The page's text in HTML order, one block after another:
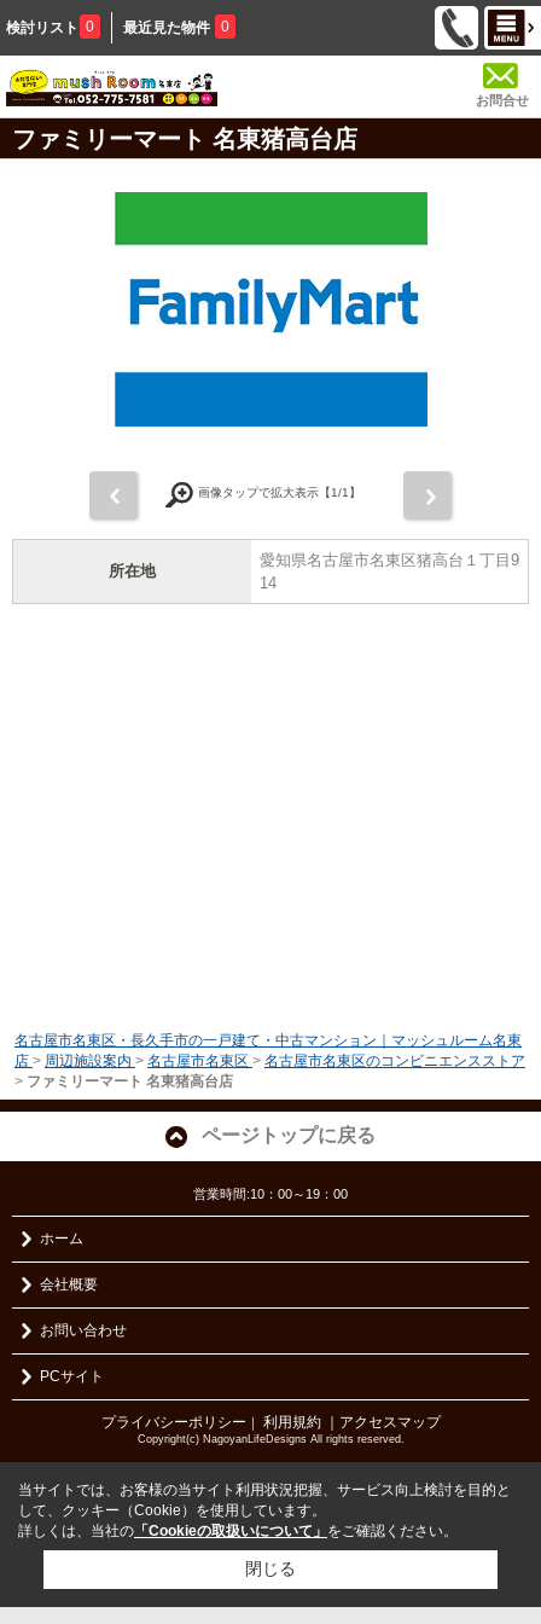
検討リスト 0 最近見た物件 0
お問合せ
ファミリーマート 名東猪高台店
画像タップで拡大表示【1/1】
所在地
愛知県名古屋市名東区猪高台１丁目9
14
名古屋市名東区・長久手市の一戸建て・中古マンション｜マッシュルーム名東
店 > 周辺施設案内 > 名古屋市名東区 > 名古屋市名東区のコンビニエンスストア
> ファミリーマート 名東猪高台店
ページトップに戻る
営業時間:10：00～19：00
ホーム
会社概要
お問い合わせ
PCサイト
プライバシーポリシー ｜ 利用規約 ｜アクセスマップ
Copyright(c) NagoyanLifeDesigns All rights reserved.
当サイトでは、お客様の当サイト利用状況把握、サービス向上検討を目的と
して、クッキー（Cookie）を使用しています。
詳しくは、当社の 「Cookieの取扱いについて」 をご確認ください。
閉じる